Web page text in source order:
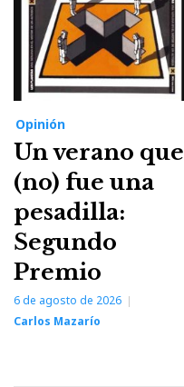
Opinión
Un verano que
(no) fue una
pesadilla:
Segundo
Premio
6 de agosto de 2026
Carlos Mazarío